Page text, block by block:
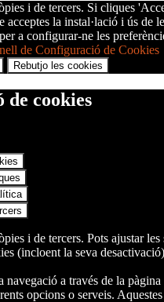
i de tercers. Si cliques
acceptes la instal·lació i ús de
a configurar-ne les
de Configuració de Cookies
Rebutjo les cookies
de cookies
i de tercers. Pots ajustar les
(incloent la seva
navegació a través de la
opcions o serveis.